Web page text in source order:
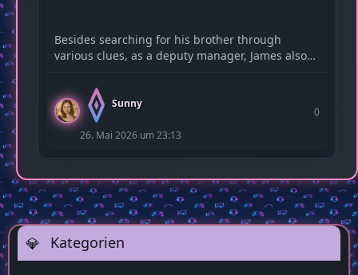
Besides searching for his brother through
various clues, as a deputy manager, James also…
Sunny
26. Mai 2026 um 23:13
0
Kategorien